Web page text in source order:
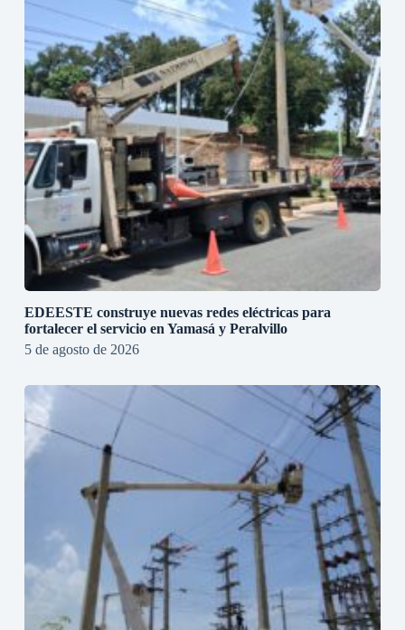
EDEESTE construye nuevas redes eléctricas para
fortalecer el servicio en Yamasá y Peralvillo
5 de agosto de 2026